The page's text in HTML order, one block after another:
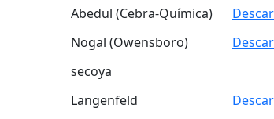
Abedul (Cebra-Química)
Nogal (Owensboro)
secoya
Langenfeld